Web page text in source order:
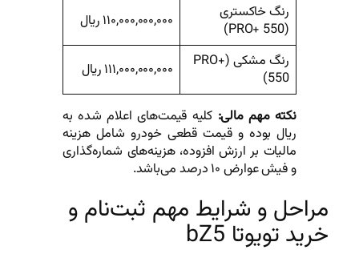
رنگ خاکستری
(PRO+ 550)
۱۱۰,۰۰۰,۰۰۰,۰۰۰ ریال
رنگ مشکی (PRO+
550)
۱۱۱,۰۰۰,۰۰۰,۰۰۰ ریال
نکته مهم مالی: کلیه قیمت‌های اعلام شده به
ریال بوده و قیمت قطعی خودرو شامل هزینه
مالیات بر ارزش افزوده، هزینه‌های شماره‌گذاری
و فیش عوارض ۱۰ درصد می‌باشد.
مراحل و شرایط مهم ثبت‌نام و
خرید تویوتا bZ5